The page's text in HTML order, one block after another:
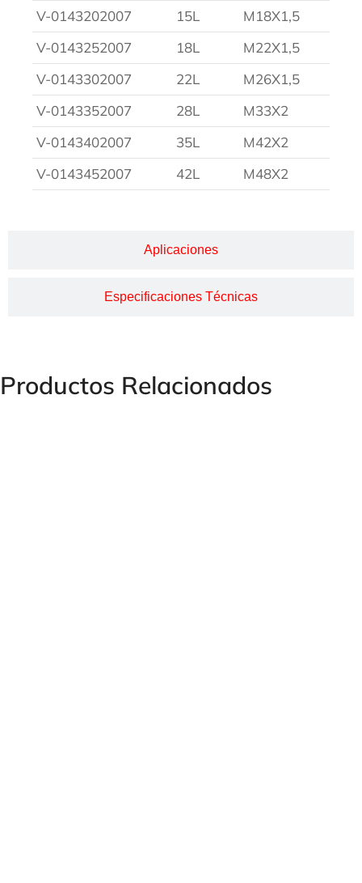
Aplicaciones
Especificaciones Técnicas
V-0143202007
15L
M18X1,5
V-0143252007
18L
M22X1,5
V-0143302007
22L
M26X1,5
V-0143352007
28L
M33X2
V-0143402007
35L
M42X2
V-0143452007
42L M48X2
Productos Relacionados